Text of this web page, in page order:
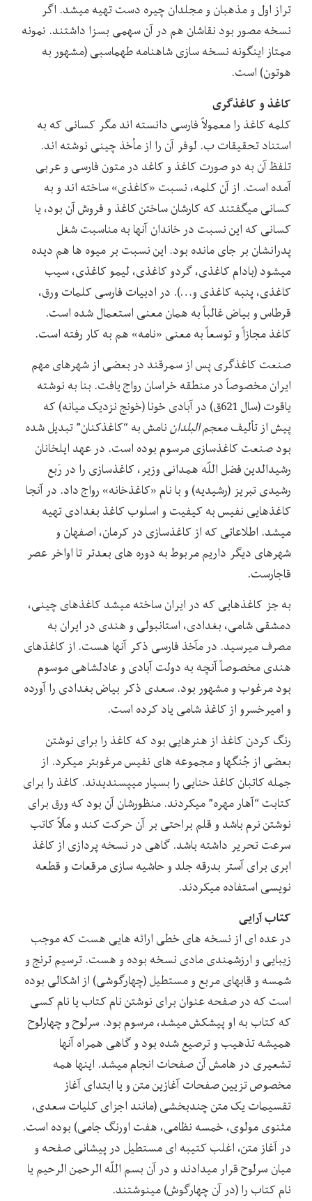
تراز اول و مذهبان و مجلدان چیره دست تهیه میشد. اگر
نسخه مصور بود نقاشان هم در آن سهمی بسزا داشتند. نمونه
ممتاز اینگونه نسخه سازی شاهنامه طهماسبی (مشهور به
هوتون) است.
کاغذ و کاغذگری
کلمه کاغذ را معمولاً فارسی دانسته اند مگر کسانی که به
استناد تحقیقات ب. لوفر آن را از مأخذ چینی نوشته اند.
تلفظ آن به دو صورت کاغذ و کاغد در متون فارسی و عربی
آمده است. از آن کلمه، نسبت «کاغذی» ساخته اند و به
کسانی میگفتند که کارشان ساختن کاغذ و فروش آن بود، یا
کسانی که این نسبت در خاندان آنها به مناسبت شغل
پدرانشان بر جای مانده بود. این نسبت بر میوه ها هم دیده
میشود (بادام کاغذی، گردو کاغذی، لیمو کاغذی، سیب
کاغذی، پنبه کاغذی و…). در ادبیات فارسی کلمات ورق،
قرطاس و بیاض غالباً به همان معنی استعمال شده است.
کاغذ مجازاً و توسعاً به معنی «نامه» هم به کار رفته است.
صنعت کاغذگری پس از سمرقند در بعضی از شهرهای مهم
ایران مخصوصاً در منطقه خراسان رواج یافت. بنا به نوشته
یاقوت (سال 621ق) در آبادی خونا (خونج نزدیک میانه) که
پیش از تألیفمعجم البلداننامش به “کاغذکنان” تبدیل شده
بود صنعت کاغذسازی مرسوم بوده است. در عهد ایلخانان
رشیدالدین فضل اللّه همدانی وزیر، کاغذسازی را در رَبع
رشیدی تبریز (رشیدیه) و با نام «کاغذخانه» رواج داد. در آنجا
کاغذهایی نفیس به کیفیت و اسلوب کاغذ بغدادی تهیه
میشد. اطلاعاتی که از کاغذسازی در کرمان، اصفهان و
شهرهای دیگر داریم مربوط به دوره های بعدتر تا اواخر عصر
قاجارست.
به جز کاغذهایی که در ایران ساخته میشد کاغذهای چینی،
دمشقی شامی، بغدادی، استانبولی و هندی در ایران به
مصرف میرسید. در مآخذ فارسی ذکر آنها هست. از کاغذهای
هندی مخصوصاً آنچه به دولت آبادی و عادلشاهی موسوم
بود مرغوب و مشهور بود. سعدی ذکر بیاض بغدادی را آورده
و امیرخسرو از کاغذ شامی یاد کرده است.
رنگ کردن کاغذ از هنرهایی بود که کاغذ را برای نوشتن
بعضی از جُنگها و مجموعه های نفیس مرغوبتر میکرد. از
جمله کاتبان کاغذ حنایی را بسیار میپسندیدند. کاغذ را برای
کتابت “آهار مهره” میکردند. منظورشان آن بود که ورق برای
نوشتن نرم باشد و قلم براحتی بر آن حرکت کند و مآلاً کاتب
سرعت تحریر داشته باشد. گاهی در نسخه پردازی از کاغذ
ابری برای آستر بدرقه جلد و حاشیه سازی مرقعات و قطعه
نویسی استفاده میکردند.
کتاب آرایی
در عده ای از نسخه های خطی ارائه هایی هست که موجب
زیبایی و ارزشمندی مادی نسخه بوده و هست. ترسیم ترنج و
شمسه و قابهای مربع و مستطیل (چهارگوشی) از اشکالی بوده
است که در صفحه عنوان برای نوشتن نام کتاب یا نام کسی
که کتاب به او پیشکش میشد، مرسوم بود. سرلوح و چهارلوح
همیشه تذهیب و ترصیع شده بود و گاهی همراه آنها
تشعیری در هامش آن صفحات انجام میشد. اینها همه
مخصوص تزیین صفحات آغازین متن و یا ابتدای آغاز
تقسیمات یک متن چندبخشی (مانند اجزای کلیات سعدی،
مثنوی مولوی، خمسه نظامی، هفت اورنگ جامی) بوده است.
در آغاز متن، اغلب کتیبه ای مستطیل در پیشانی صفحه و
میان سرلوح قرار میدادند و در آن بسم اللّه الرحمن الرحیم یا
نام کتاب را (در آن چهارگوش) مینوشتند.